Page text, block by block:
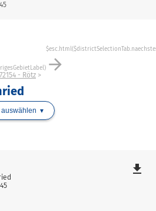
arrow_forward
- Rötz
file_download